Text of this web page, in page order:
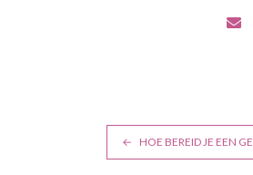
B
HOE BEREID JE EEN